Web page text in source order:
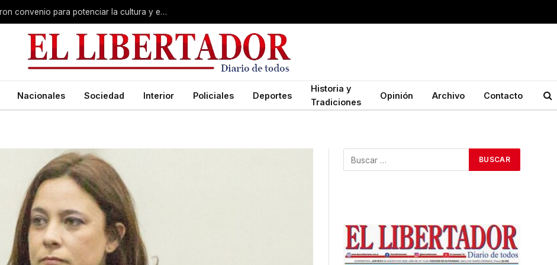
Polich y Lourdes Sánchez firmaron convenio para potenciar la cultura y el turismo en Corrientes
Nacionales Sociedad Interior Policiales Deportes
Historia y
Tradiciones
Opinión Archivo Contacto